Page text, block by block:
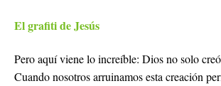
El grafiti de Jesús
Pero aquí viene lo increíble: Dios no solo
Cuando nosotros arruinamos esta creación